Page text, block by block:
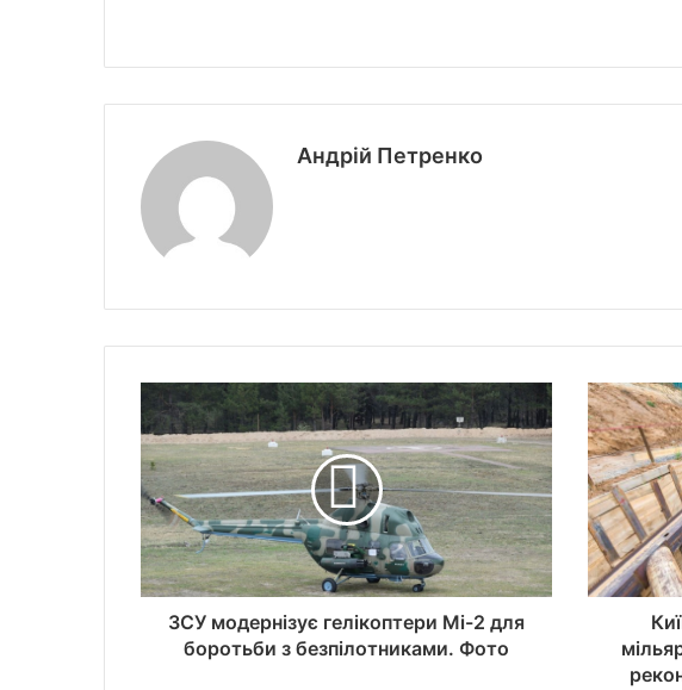
Андрій Петренко
ЗСУ модернізує гелікоптери Мі-2 для
боротьби з безпілотниками. Фото